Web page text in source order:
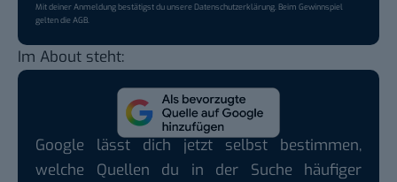
Mit deiner Anmeldung bestätigst du unsereDatenschutzerklärung. Beim Gewinnspiel
gelten dieAGB.
Im About steht:
Google lässt dich jetzt selbst bestimmen,
welche Quellen du in der Suche häufiger